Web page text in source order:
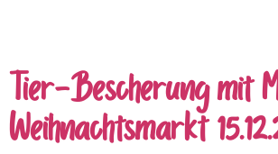
Tier-Bescherung mit
Weihnachtsmarkt